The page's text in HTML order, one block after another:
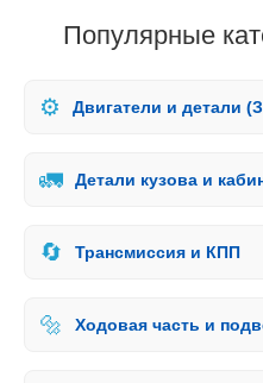
Популярные
⚙️ Двигатели и детали
🚛 Детали кузова и
🔄 Трансмиссия и КПП
🔩 Ходовая часть и